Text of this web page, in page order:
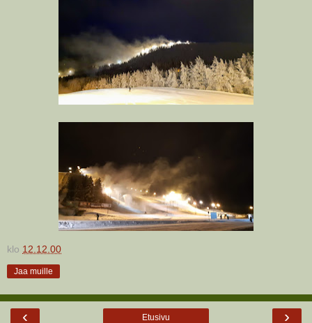
klo 12.12.00
Jaa muille
‹ ›
Etusivu